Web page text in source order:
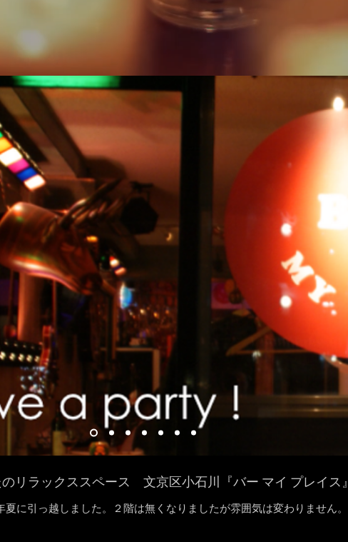
リラックススペース 文京区小石川『バー マイ プレイス』
に引っ越しました。２階は無くなりましたが雰囲気は変わりません。